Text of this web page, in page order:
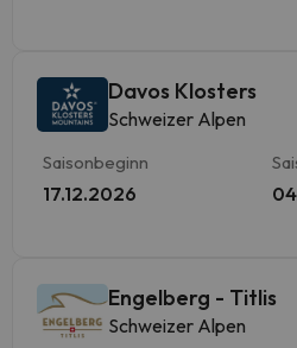
Davos Klosters
Schweizer Alpen
Saisonbeginn
17.12.2026
Engelberg - Titlis
Schweizer Alpen